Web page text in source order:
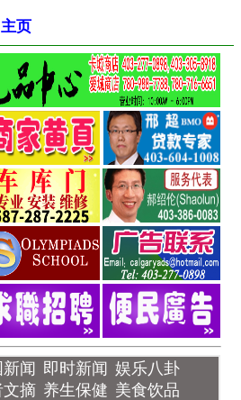
页
闻 即时新闻 娱乐八卦
文摘 养生保健 美食饮品